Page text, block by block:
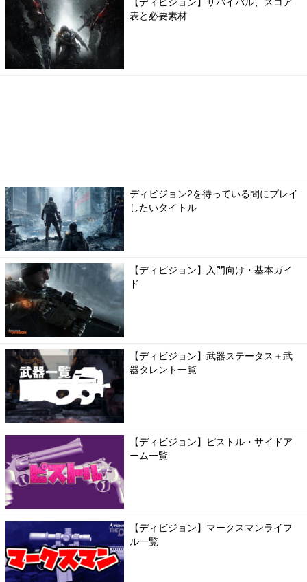
表と必要素材
ディビジョン2を待っている間にプレイ
したいタイトル
【ディビジョン】入門向け・基本ガイ
ド
【ディビジョン】武器ステータス＋武
器タレント一覧
【ディビジョン】ピストル・サイドア
ーム一覧
【ディビジョン】マークスマンライフ
ル一覧